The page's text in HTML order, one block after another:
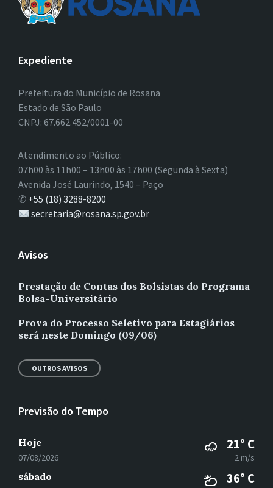
Expediente
Prefeitura do Município de Rosana
Estado de São Paulo
CNPJ: 67.662.452/0001-00
Atendimento ao Público:
07h00 às 11h00 – 13h00 às 17h00 (Segunda à Sexta)
Avenida José Laurindo, 1540 – Paço
✆ +55 (18) 3288-8200
secretaria@rosana.sp.gov.br
Avisos
Prestação de Contas dos Bolsistas do Programa
Bolsa-Universitário
Prova do Processo Seletivo para Estagiários
será neste Domingo (09/06)
OUTROS AVISOS
Previsão do Tempo
Hoje
07/08/2026
21° C
2 m/s
sábado 36° C